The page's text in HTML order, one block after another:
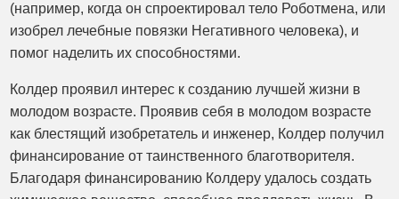
(например, когда он спроектировал тело Роботмена, или
изобрел лечебные повязки Негативного человека), и
помог наделить их способностями.
Колдер проявил интерес к созданию лучшей жизни в
молодом возрасте. Проявив себя в молодом возрасте
как блестящий изобретатель и инженер, Колдер получил
финансирование от таинственного благотворителя.
Благодаря финансированию Колдеру удалось создать